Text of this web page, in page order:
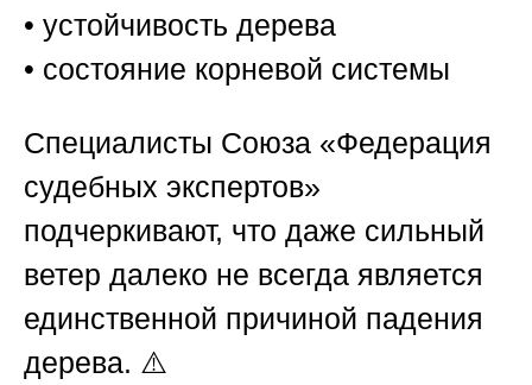
• устойчивость дерева
• состояние корневой системы
Специалисты Союза «Федерация
судебных экспертов»
подчеркивают, что даже сильный
ветер далеко не всегда является
единственной причиной падения
дерева. ⚠️